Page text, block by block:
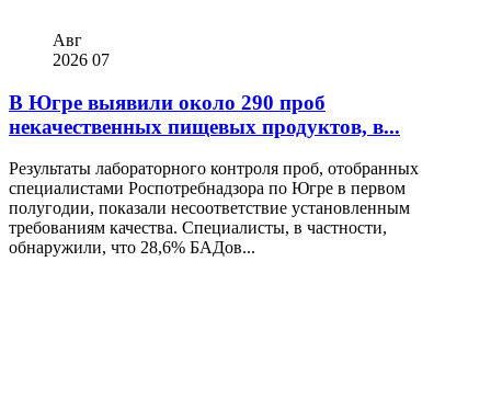
Авг
2026 07
В Югре выявили около 290 проб
некачественных пищевых продуктов, в...
Результаты лабораторного контроля проб, отобранных
специалистами Роспотребнадзора по Югре в первом
полугодии, показали несоответствие установленным
требованиям качества. Специалисты, в частности,
обнаружили, что 28,6% БАДов...